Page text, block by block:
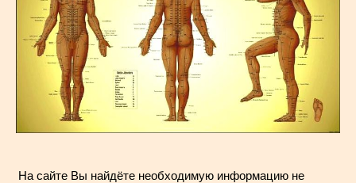
На сайте Вы найдёте необходимую информацию не